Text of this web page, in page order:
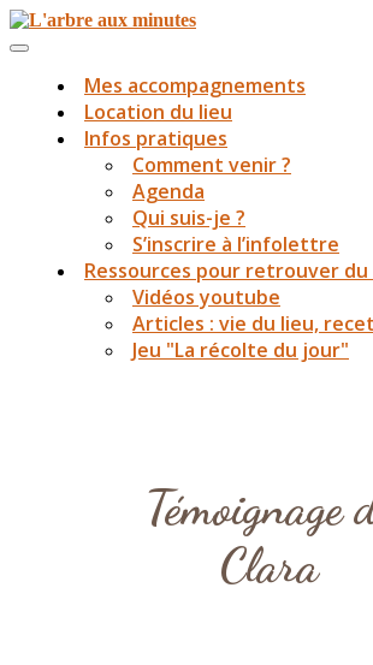
Mes accompagnements
Location du lieu
Infos pratiques
Comment venir ?
Agenda
Qui suis-je ?
S’inscrire à l’infolettre
Ressources pour retrouver
Vidéos youtube
Articles : vie du lieu,
Jeu "La récolte du jour"
Témoignage
Clara